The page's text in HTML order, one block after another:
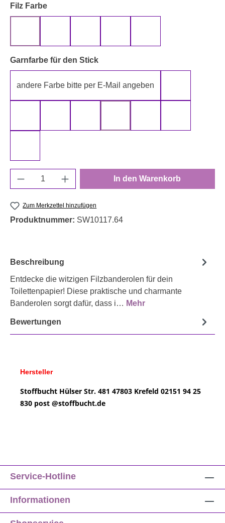
Filz Farbeauswählen
Garnfarbe für den Stickauswählen
andere Farbe bitte per E-Mail angeben
Produkt Anzahl: Gib den gewünschten
In den Warenkorb
Zum Merkzettel hinzufügen
Produktnummer: SW10117.64
Beschreibung
Entdecke die witzigen Filzbanderolen für dein
Toilettenpapier! Diese praktische und charmante
Banderolen sorgt dafür, dass i… Mehr
Bewertungen
Hersteller
Stoffbucht Hülser Str. 481 47803 Krefeld 02151 94 25
830 post @stoffbucht.de
Service-Hotline
Informationen